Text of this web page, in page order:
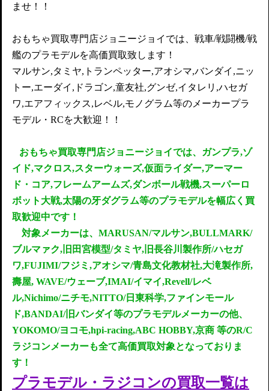
ませ！！
おもちゃ買取専門店ジョニージョイでは、戦車/戦闘機/戦
艦のプラモデルを高価買取致します！
マルサン,タミヤ,トランペッター,アオシマ,バンダイ,ニッ
トー,エーダイ,ドラゴン,童友社,グンゼ,イタレリ,ハセガ
ワ,エアフィックス,レベル,モノグラム等のメーカープラ
モデル・RCを大歓迎！！
おもちゃ買取専門店ジョニージョイでは、ガンプラ,ゾ
イド,マクロス,スターウォーズ,仮面ライダー,アーマー
ド・コア,フレームアームズ,ダンボール戦機,スーパーロ
ボット大戦,太陽の牙ダグラム等のプラモデルを幅広く買
取歓迎中です！
対象メーカーは、MARUSAN/マルサン,BULLMARK/
ブルマァク,旧田宮模型/タミヤ,旧長谷川製作所/ハセガ
ワ,FUJIMI/フジミ,アオシマ/青島文化教材社,大滝製作所,
壽屋, WAVE/ウェーブ,IMAI/イマイ,Revell/レベ
ル,Nichimo/ニチモ,NITTO/日東科学,ファインモール
ド,BANDAI/旧バンダイ等のプラモデルメーカーの他、
YOKOMO/ヨコモ,hpi‐racing,ABC HOBBY,京商 等のR/C
ラジコンメーカーも全て高価買取対象となっておりま
す！
プラモデル・ラジコンの買取一覧は